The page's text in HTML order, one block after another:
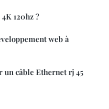
120hz ?
web à
câble Ethernet rj 45